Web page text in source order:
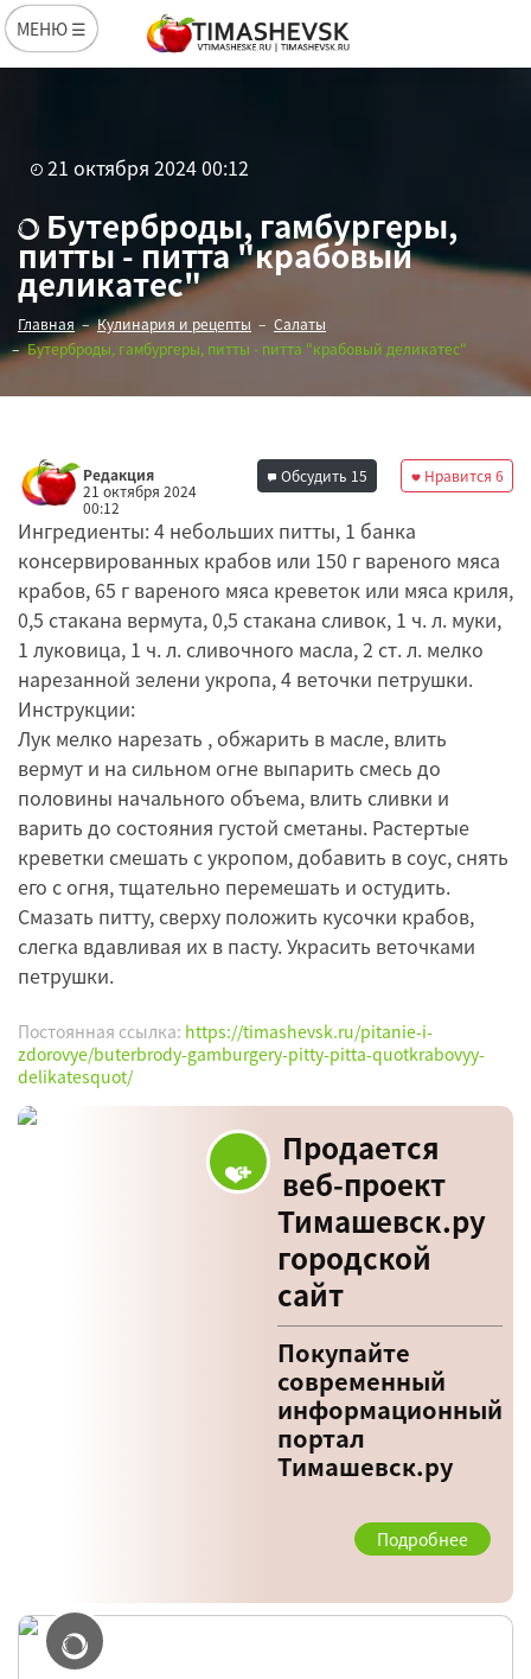
МЕНЮ ☰
21 октября 2024 00:12
Бутерброды, гамбургеры,
питты - питта "крабовый
деликатес"
Главная Кулинария и рецепты
Салаты
Бутерброды, гамбургеры, питты - питта "крабовый деликатес"
Редакция
21 октября 2024
00:12
Нравится 6
Обсудить 15
Ингредиенты: 4 небольших питты, 1 банка
консервированных крабов или 150 г вареного мяса
крабов, 65 г вареного мяса креветок или мяса криля,
0,5 стакана вермута, 0,5 стакана сливок, 1 ч. л. муки,
1 луковица, 1 ч. л. сливочного масла, 2 ст. л. мелко
нарезанной зелени укропа, 4 веточки петрушки.
Инструкции:
Лук мелко нарезать , обжарить в масле, влить
вермут и на сильном огне выпарить смесь до
половины начального объема, влить сливки и
варить до состояния густой сметаны. Растертые
креветки смешать с укропом, добавить в соус, снять
его с огня, тщательно перемешать и остудить.
Смазать питту, сверху положить кусочки крабов,
слегка вдавливая их в пасту. Украсить веточками
петрушки.
Постоянная ссылка: https://timashevsk.ru/pitanie-i-
zdorovye/buterbrody-gamburgery-pitty-pitta-quotkrabovyy-
delikatesquot/
Продается
веб-проект
Тимашевск.ру
городской
сайт
Покупайте
современный
информационный
портал
Тимашевск.ру
Подробнее